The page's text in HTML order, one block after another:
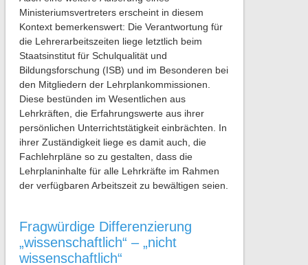
Ministeriumsvertreters erscheint in diesem
Kontext bemerkenswert: Die Verantwortung für
die Lehrerarbeitszeiten liege letztlich beim
Staatsinstitut für Schulqualität und
Bildungsforschung (ISB) und im Besonderen bei
den Mitgliedern der Lehrplankommissionen.
Diese bestünden im Wesentlichen aus
Lehrkräften, die Erfahrungswerte aus ihrer
persönlichen Unterrichtstätigkeit einbrächten. In
ihrer Zuständigkeit liege es damit auch, die
Fachlehrpläne so zu gestalten, dass die
Lehrplaninhalte für alle Lehrkräfte im Rahmen
der verfügbaren Arbeitszeit zu bewältigen seien.
Fragwürdige Differenzierung
„wissenschaftlich“ – „nicht
wissenschaftlich“